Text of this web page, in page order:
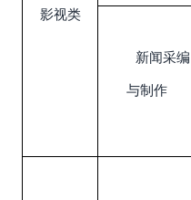
影视类
新闻采编
与制作